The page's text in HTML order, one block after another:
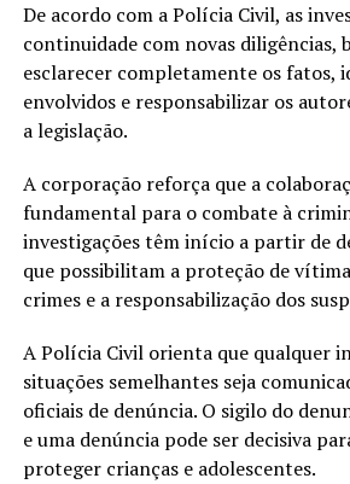
De acordo com a Polícia Civil, as
continuidade com novas diligências,
esclarecer completamente os fatos,
envolvidos e responsabilizar os
a legislação.
A corporação reforça que a
fundamental para o combate à
investigações têm início a partir de
que possibilitam a proteção de
crimes e a responsabilização dos
A Polícia Civil orienta que qualquer
situações semelhantes seja
oficiais de denúncia. O sigilo do
e uma denúncia pode ser decisiva
proteger crianças e adolescentes.